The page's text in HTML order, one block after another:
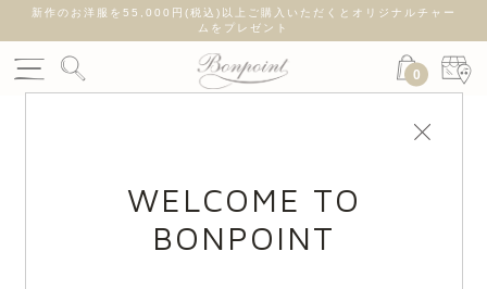
新作のお洋服を55,000円(税込)以上ご購入いただくとオリジナルチャー
ムをプレゼント
0
WELCOME TO
BONPOINT